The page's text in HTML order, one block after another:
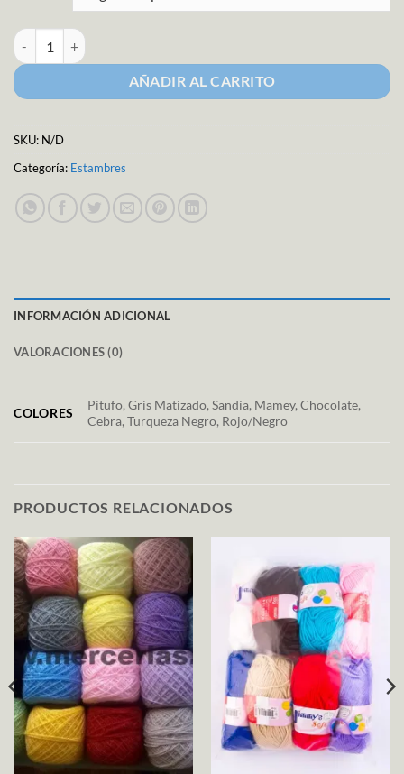
Estambre Modelo Angel - Matizado cantidad
AÑADIR AL CARRITO
SKU: N/D
Categoría: Estambres
INFORMACIÓN ADICIONAL
VALORACIONES (0)
COLORES
Pitufo, Gris Matizado, Sandía, Mamey, Chocolate,
Cebra, Turqueza Negro, Rojo/Negro
PRODUCTOS RELACIONADOS